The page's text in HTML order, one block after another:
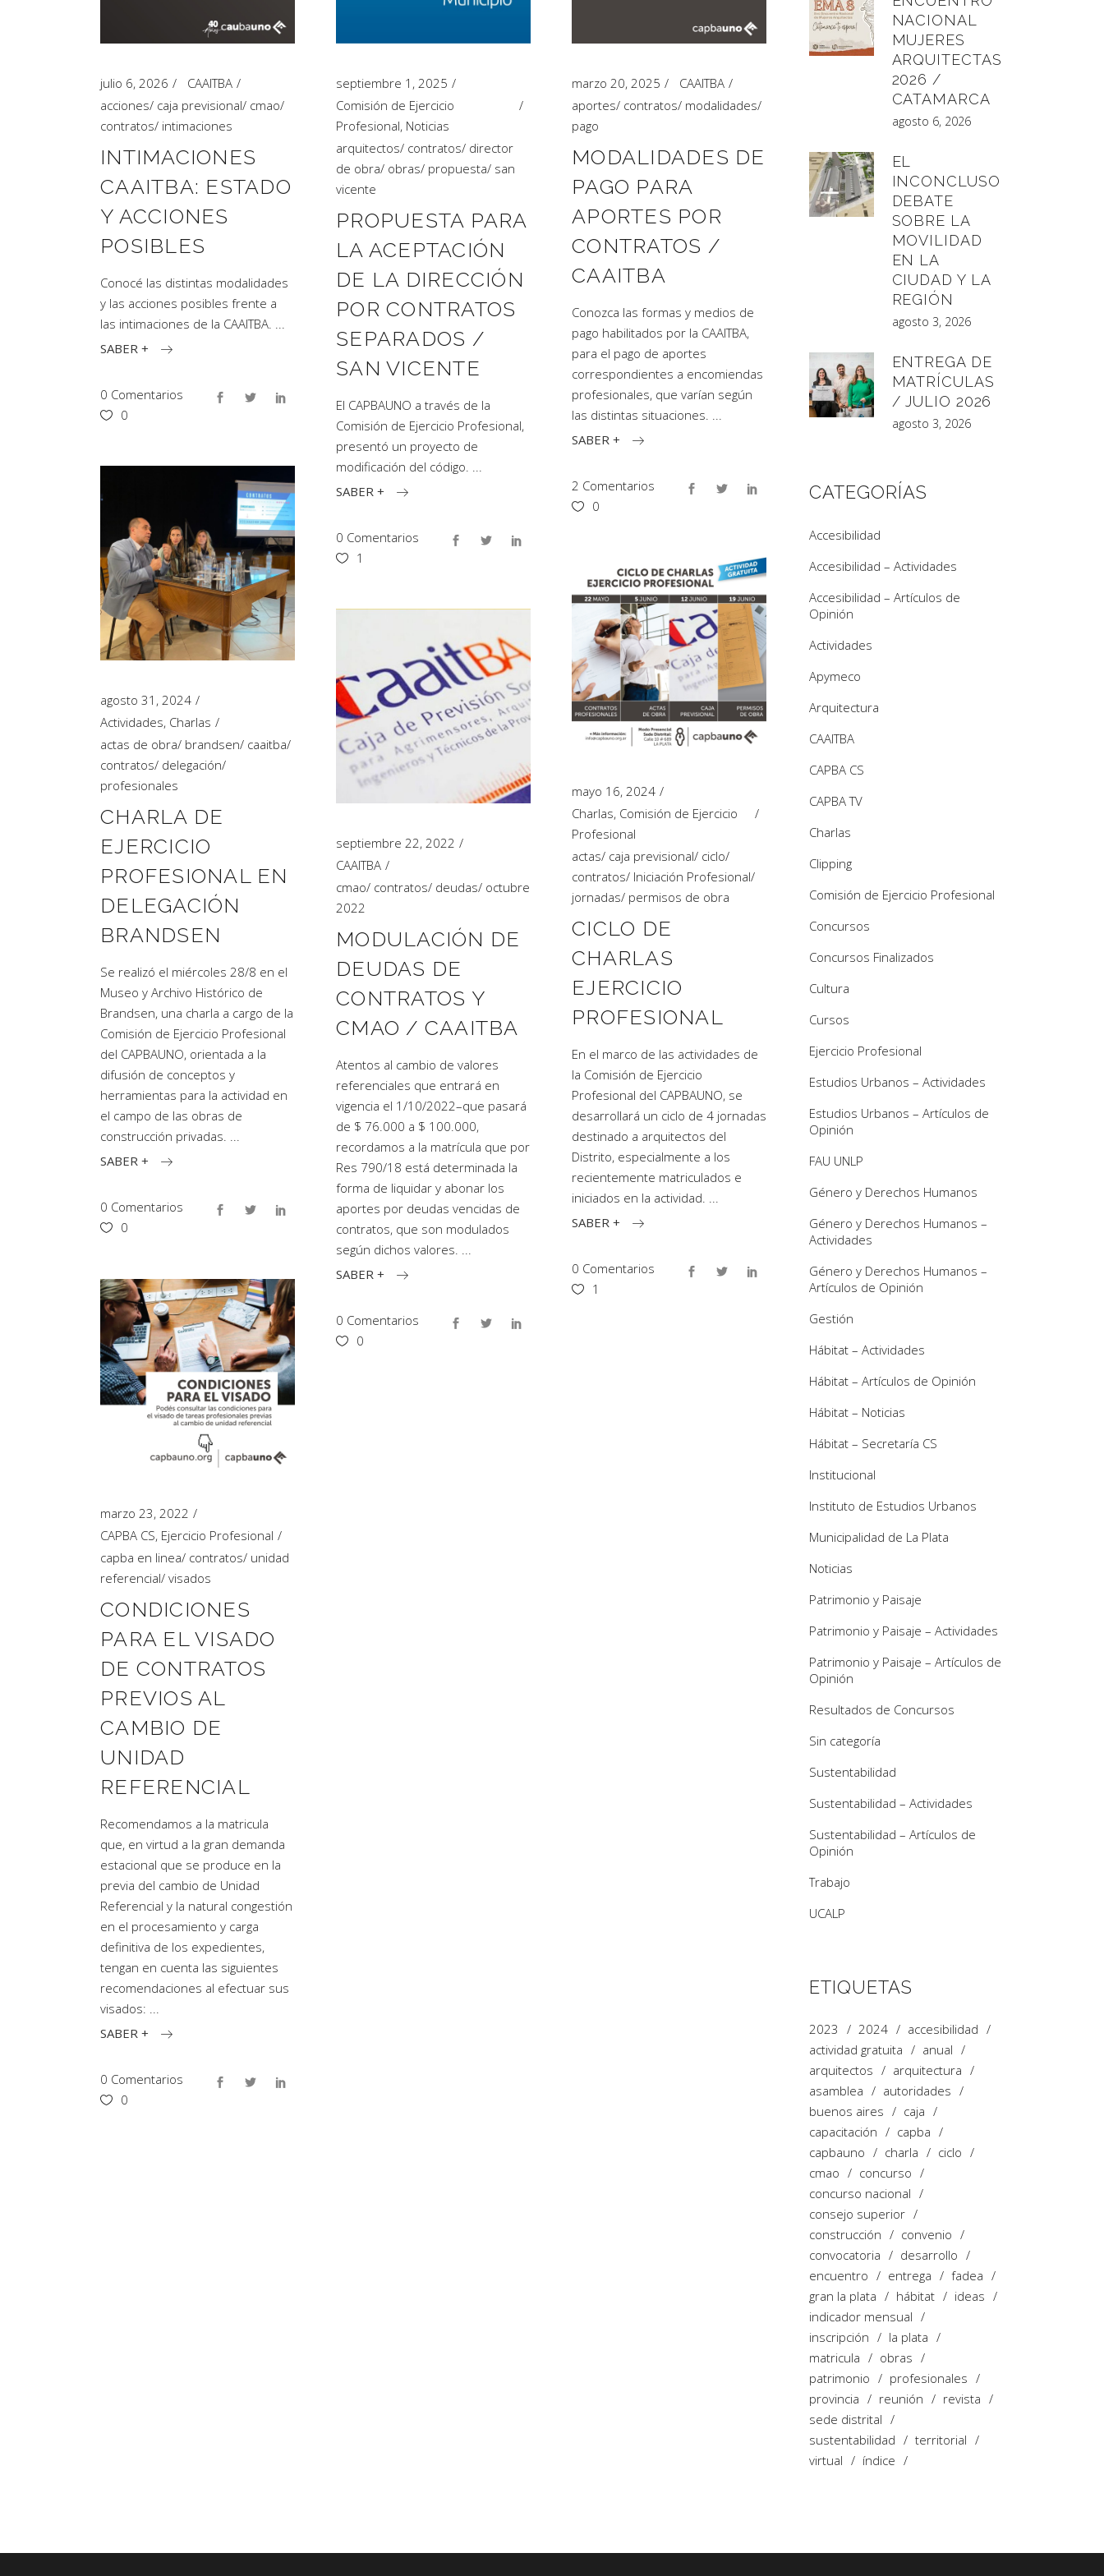
julio 6, 2026
CAAITBA
acciones/ caja previsional/ cmao/
contratos/ intimaciones
INTIMACIONES
CAAITBA: ESTADO
Y ACCIONES
POSIBLES
Conocé las distintas modalidades
y las acciones posibles frente a
las intimaciones de la CAAITBA.
SABER +
0 Comentarios
0
septiembre 1, 2025
Comisión de Ejercicio
Profesional, Noticias
arquitectos/ contratos/ director
de obra/ obras/ propuesta/ san
vicente
PROPUESTA PARA
LA ACEPTACIÓN
DE LA DIRECCIÓN
POR CONTRATOS
SEPARADOS /
SAN VICENTE
El CAPBAUNO a través de la
Comisión de Ejercicio Profesional,
presentó un proyecto de
modificación del código.
SABER +
0 Comentarios
1
marzo 20, 2025
CAAITBA
aportes/ contratos/ modalidades/
pago
MODALIDADES DE
PAGO PARA
APORTES POR
CONTRATOS /
CAAITBA
Conozca las formas y medios de
pago habilitados por la CAAITBA,
para el pago de aportes
correspondientes a encomiendas
profesionales, que varían según
las distintas situaciones.
SABER +
2 Comentarios
0
agosto 31, 2024
Actividades, Charlas
actas de obra/ brandsen/ caaitba/
contratos/ delegación/
profesionales
CHARLA DE
EJERCICIO
PROFESIONAL EN
DELEGACIÓN
BRANDSEN
Se realizó el miércoles 28/8 en el
Museo y Archivo Histórico de
Brandsen, una charla a cargo de la
Comisión de Ejercicio Profesional
del CAPBAUNO, orientada a la
difusión de conceptos y
herramientas para la actividad en
el campo de las obras de
construcción privadas.
SABER +
0 Comentarios
0
mayo 16, 2024
Charlas, Comisión de Ejercicio
Profesional
actas/ caja previsional/ ciclo/
contratos/ Iniciación Profesional/
jornadas/ permisos de obra
CICLO DE
CHARLAS
EJERCICIO
PROFESIONAL
En el marco de las actividades de
la Comisión de Ejercicio
Profesional del CAPBAUNO, se
desarrollará un ciclo de 4 jornadas
destinado a arquitectos del
Distrito, especialmente a los
recientemente matriculados e
iniciados en la actividad.
SABER +
0 Comentarios
1
septiembre 22, 2022
CAAITBA
cmao/ contratos/ deudas/ octubre
2022
MODULACIÓN DE
DEUDAS DE
CONTRATOS Y
CMAO / CAAITBA
Atentos al cambio de valores
referenciales que entrará en
vigencia el 1/10/2022–que pasará
de $ 76.000 a $ 100.000,
recordamos a la matrícula que por
Res 790/18 está determinada la
forma de liquidar y abonar los
aportes por deudas vencidas de
contratos, que son modulados
según dichos valores.
SABER +
0 Comentarios
0
marzo 23, 2022
CAPBA CS, Ejercicio Profesional
capba en linea/ contratos/ unidad
referencial/ visados
CONDICIONES
PARA EL VISADO
DE CONTRATOS
PREVIOS AL
CAMBIO DE
UNIDAD
REFERENCIAL
Recomendamos a la matricula
que, en virtud a la gran demanda
estacional que se produce en la
previa del cambio de Unidad
Referencial y la natural congestión
en el procesamiento y carga
definitiva de los expedientes,
tengan en cuenta las siguientes
recomendaciones al efectuar sus
visados:
SABER +
0 Comentarios
0
NACIONAL
MUJERES
ARQUITECTAS
2026 /
CATAMARCA
agosto 6, 2026
EL
INCONCLUSO
DEBATE
SOBRE LA
MOVILIDAD
EN LA
CIUDAD Y LA
REGIÓN
agosto 3, 2026
ENTREGA DE
MATRÍCULAS
/ JULIO 2026
agosto 3, 2026
CATEGORÍAS
Accesibilidad
Accesibilidad – Actividades
Accesibilidad – Artículos de
Opinión
Actividades
Apymeco
Arquitectura
CAAITBA
CAPBA CS
CAPBA TV
Charlas
Clipping
Comisión de Ejercicio Profesional
Concursos
Concursos Finalizados
Cultura
Cursos
Ejercicio Profesional
Estudios Urbanos – Actividades
Estudios Urbanos – Artículos de
Opinión
FAU UNLP
Género y Derechos Humanos
Género y Derechos Humanos –
Actividades
Género y Derechos Humanos –
Artículos de Opinión
Gestión
Hábitat – Actividades
Hábitat – Artículos de Opinión
Hábitat – Noticias
Hábitat – Secretaría CS
Institucional
Instituto de Estudios Urbanos
Municipalidad de La Plata
Noticias
Patrimonio y Paisaje
Patrimonio y Paisaje – Actividades
Patrimonio y Paisaje – Artículos de
Opinión
Resultados de Concursos
Sin categoría
Sustentabilidad
Sustentabilidad – Actividades
Sustentabilidad – Artículos de
Opinión
Trabajo
UCALP
ETIQUETAS
2023 2024
accesibilidad
actividad gratuita
anual
arquitectos
arquitectura
asamblea
autoridades
buenos aires
caja
capacitación
capba
capbauno
charla
ciclo
cmao
concurso
concurso nacional
consejo superior
construcción
convenio
convocatoria
desarrollo
encuentro
entrega
fadea
gran la plata
hábitat
ideas
indicador mensual
inscripción
la plata
matricula
obras
patrimonio
profesionales
provincia
reunión
revista
sede distrital
sustentabilidad
territorial
virtual
índice